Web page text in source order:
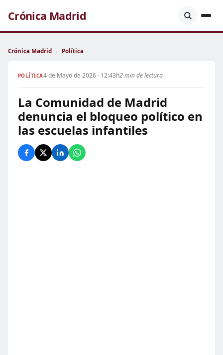
Crónica Madrid
Crónica Madrid › Política
POLÍTICA4 de Mayo de 2026 · 12:43h2 min de lectura
La Comunidad de Madrid
denuncia el bloqueo político en
las escuelas infantiles